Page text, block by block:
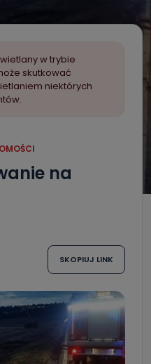
w trybie
skutkować
niektórych
na
SKOPIUJ LINK